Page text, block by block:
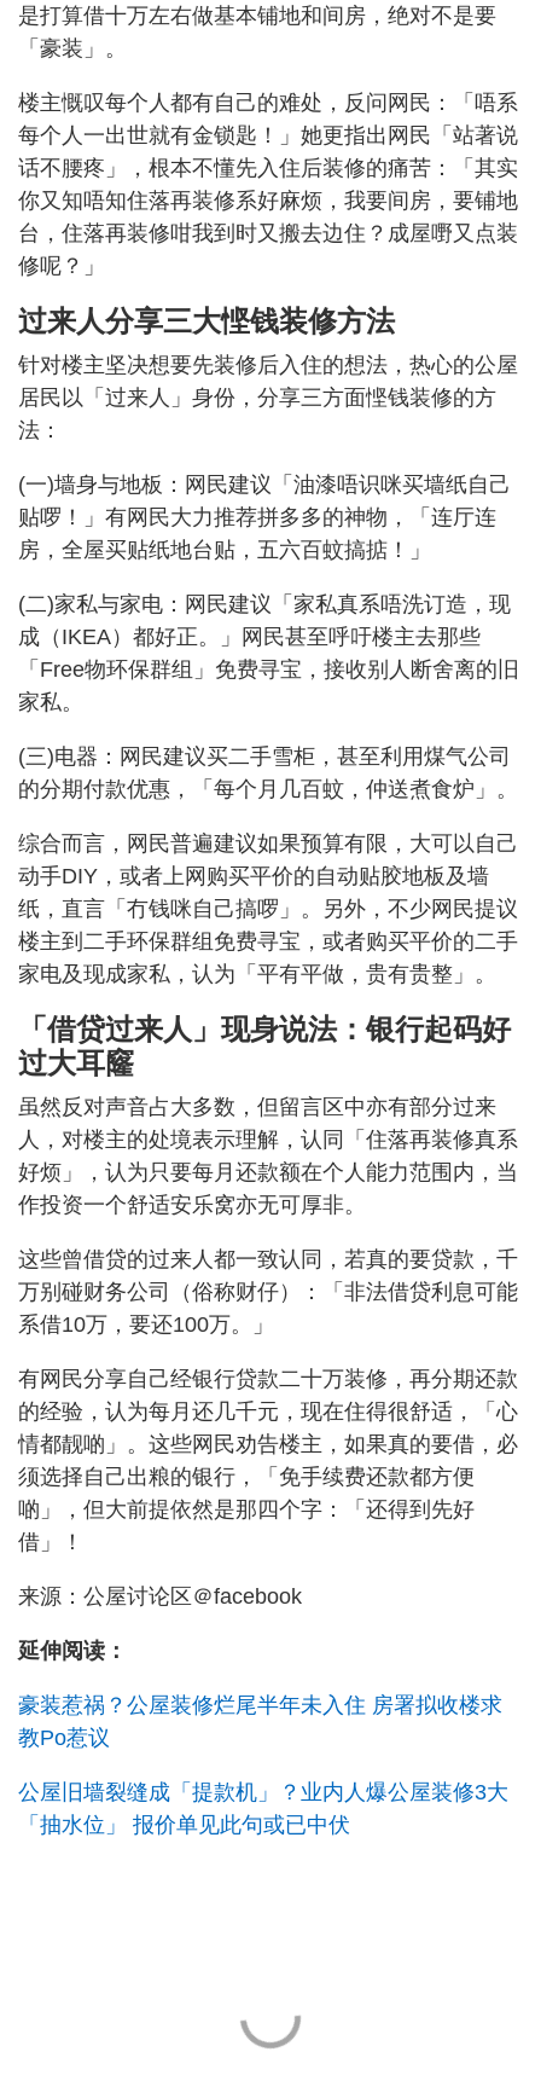
是打算借十万左右做基本铺地和间房，绝对不是要
「豪装」。
楼主慨叹每个人都有自己的难处，反问网民：「唔系
每个人一出世就有金锁匙！」她更指出网民「站著说
话不腰疼」，根本不懂先入住后装修的痛苦：「其实
你又知唔知住落再装修系好麻烦，我要间房，要铺地
台，住落再装修咁我到时又搬去边住？成屋嘢又点装
修呢？」
过来人分享三大悭钱装修方法
针对楼主坚决想要先装修后入住的想法，热心的公屋
居民以「过来人」身份，分享三方面悭钱装修的方
法：
(一)墙身与地板：网民建议「油漆唔识咪买墙纸自己
贴啰！」有网民大力推荐拼多多的神物，「连厅连
房，全屋买贴纸地台贴，五六百蚊搞掂！」
(二)家私与家电：网民建议「家私真系唔洗订造，现
成（IKEA）都好正。」网民甚至呼吁楼主去那些
「Free物环保群组」免费寻宝，接收别人断舍离的旧
家私。
(三)电器：网民建议买二手雪柜，甚至利用煤气公司
的分期付款优惠，「每个月几百蚊，仲送煮食炉」。
综合而言，网民普遍建议如果预算有限，大可以自己
动手DIY，或者上网购买平价的自动贴胶地板及墙
纸，直言「冇钱咪自己搞啰」。另外，不少网民提议
楼主到二手环保群组免费寻宝，或者购买平价的二手
家电及现成家私，认为「平有平做，贵有贵整」。
「借贷过来人」现身说法：银行起码好
过大耳窿
虽然反对声音占大多数，但留言区中亦有部分过来
人，对楼主的处境表示理解，认同「住落再装修真系
好烦」，认为只要每月还款额在个人能力范围内，当
作投资一个舒适安乐窝亦无可厚非。
这些曾借贷的过来人都一致认同，若真的要贷款，千
万别碰财务公司（俗称财仔）：「非法借贷利息可能
系借10万，要还100万。」
有网民分享自己经银行贷款二十万装修，再分期还款
的经验，认为每月还几千元，现在住得很舒适，「心
情都靓啲」。这些网民劝告楼主，如果真的要借，必
须选择自己出粮的银行，「免手续费还款都方便
啲」，但大前提依然是那四个字：「还得到先好
借」！
来源：公屋讨论区＠facebook
延伸阅读：
豪装惹祸？公屋装修烂尾半年未入住 房署拟收楼求
教Po惹议
公屋旧墙裂缝成「提款机」？业内人爆公屋装修3大
「抽水位」 报价单见此句或已中伏